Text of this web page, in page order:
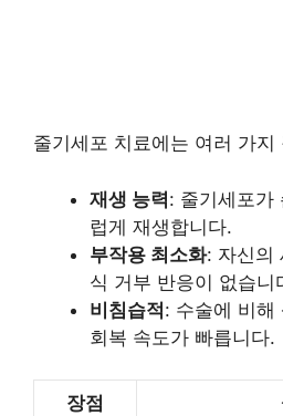
줄기세포 치료에는 여러 가지
재생 능력: 줄기세포가
럽게 재생합니다.
부작용 최소화: 자신의
식 거부 반응이 없습니
비침습적: 수술에 비해
회복 속도가 빠릅니다.
장점